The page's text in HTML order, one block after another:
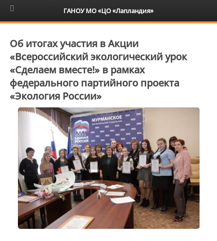
6+
Об итогах участия в Акции
«Всероссийский экологический урок
«Сделаем вместе!» в рамках
федерального партийного проекта
«Экология России»
ГАНОУ МО «ЦО «Лапландия»